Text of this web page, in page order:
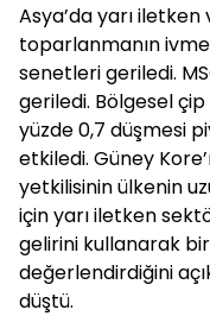
Asya’da yarı
toparlanmanın
senetleri geriledi.
geriledi. Bölgesel
yüzde 0,7 düşmesi
etkiledi. Güney
yetkilisinin ülkenin
için yarı iletken
gelirini kullanarak
değerlendirdiğini
düştü.